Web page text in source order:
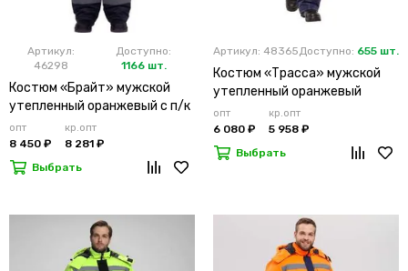
Артикул:
46298
Доступно:
1166 шт.
Костюм «Брайт» мужской
утепленный оранжевый с п/к
опт
8 450 ₽
кр.опт
8 281 ₽
Выбрать
Артикул: 48365Доступно: 655 шт.
Костюм «Трасса» мужской
утепленный оранжевый
опт
6 080 ₽
кр.опт
5 958 ₽
Выбрать